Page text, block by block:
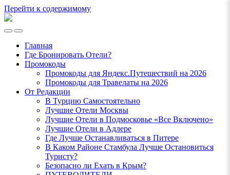
Перейти к содержимому
Ламповый
Путешествиях
VeniVidi.ru
Переключить
мобильное
меню
Переключить
поле
поиска
Главная
Где Бронировать Отели?
Промокоды
Промокоды для Яндекс.Путешествий на 2026
Промокоды для Травелаты на 2026
От Редакции
В Турцию Самостоятельно
Лучшие Отели Москвы
Лучшие Отели в Подмосковье «Все Включено»
Лучшие Отели в Адлере
Где Лучше Останавливаться в Питере
В Каком Районе Стамбула Лучше Остановиться
Туристу?
Безопасно ли Ехать в Крым?